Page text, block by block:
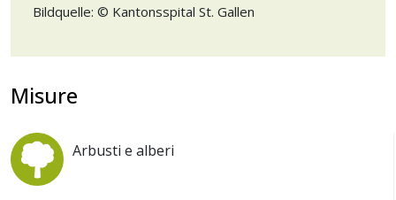
Bildquelle: © Kantonsspital St. Gallen
Misure
Arbusti e alberi